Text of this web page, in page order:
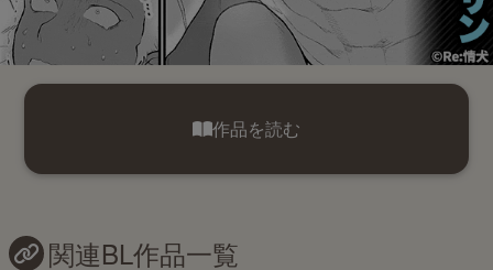
作品を読む
関連BL作品一覧